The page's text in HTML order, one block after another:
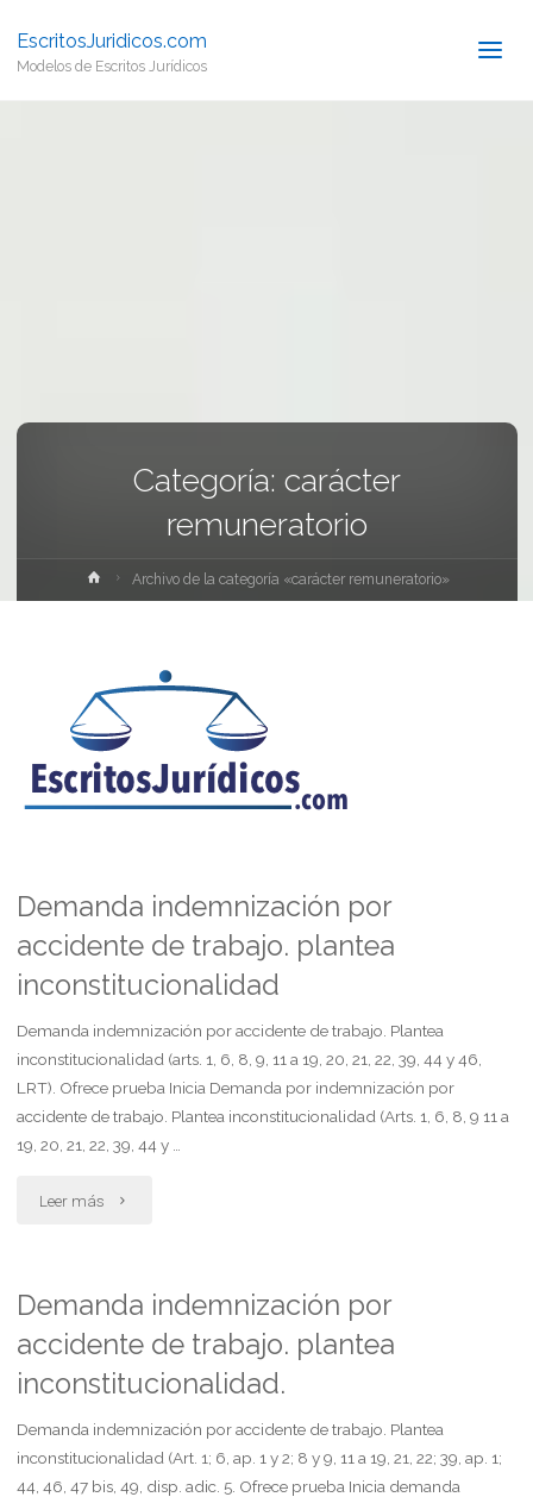
EscritosJuridicos.com
Modelos de Escritos Jurídicos
Categoría: carácter
remuneratorio
InicioArchivo de la categoría «carácter remuneratorio»
Demanda indemnización por
accidente de trabajo. plantea
inconstitucionalidad
Demanda indemnización por accidente de trabajo. Plantea
inconstitucionalidad (arts. 1, 6, 8, 9, 11 a 19, 20, 21, 22, 39, 44 y 46,
LRT). Ofrece prueba Inicia Demanda por indemnización por
accidente de trabajo. Plantea inconstitucionalidad (Arts. 1, 6, 8, 9 11 a
19, 20, 21, 22, 39, 44 y …
Leer más "Demanda
por
accidente
de
trabajo.
plantea
Demanda indemnización por
accidente de trabajo. plantea
inconstitucionalidad.
Demanda indemnización por accidente de trabajo. Plantea
inconstitucionalidad (Art. 1; 6, ap. 1 y 2; 8 y 9, 11 a 19, 21, 22; 39, ap. 1;
44, 46, 47 bis, 49, disp. adic. 5. Ofrece prueba Inicia demanda